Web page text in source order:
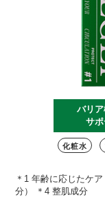
バリ
サポ
化粧水
＊1 年齢に応じたケ
分） ＊4 整肌成分